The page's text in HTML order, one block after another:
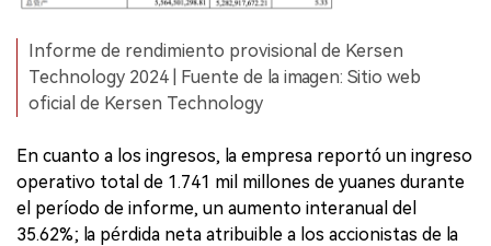
Informe de rendimiento provisional de Kersen
Technology 2024 | Fuente de la imagen: Sitio web
oficial de Kersen Technology
En cuanto a los ingresos, la empresa reportó un ingreso
operativo total de 1.741 mil millones de yuanes durante
el período de informe, un aumento interanual del
35.62%; la pérdida neta atribuible a los accionistas de la